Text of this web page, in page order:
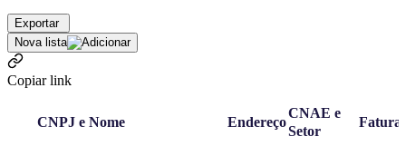
Exportar
Nova lista
Copiar link
CNPJ e Nome Endereço
CNAE e
Setor